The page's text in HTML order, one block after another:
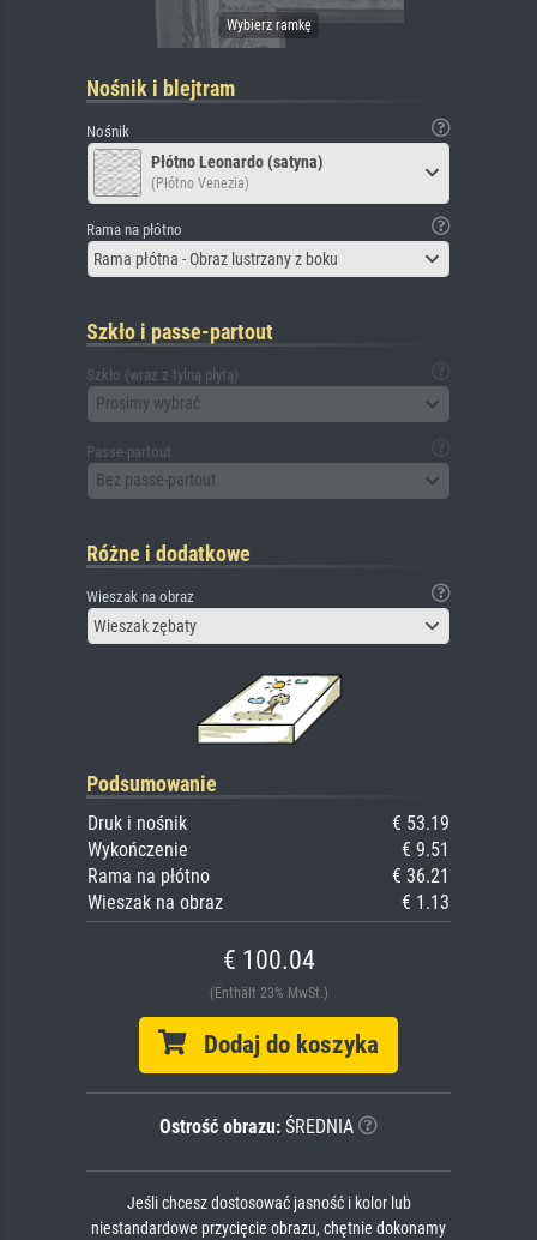
Nośnik i blejtram
Nośnik
Płótno Leonardo (satyna)
(Płótno Venezia)
Rama na płótno
Rama płótna - Obraz lustrzany z boku
Szkło i passe-partout
Szkło (wraz z tylną płytą)
Prosimy wybrać
Passe-partout
Bez passe-partout
Różne i dodatkowe
Wieszak na obraz
Wieszak zębaty
Podsumowanie
Druk i nośnik
€ 53.19
Wykończenie
€ 9.51
Rama na płótno
€ 36.21
Wieszak na obraz
€ 1.13
€ 100.04
(Enthält 23% MwSt.)
Dodaj do koszyka
Ostrość obrazu: ŚREDNIA
Jeśli chcesz dostosować jasność i kolor lub
niestandardowe przycięcie obrazu, chętnie dokonamy